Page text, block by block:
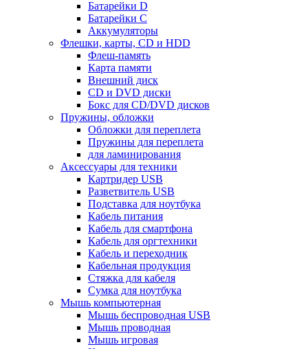
Батарейки D
Батарейки С
Аккумуляторы
Флешки, карты, CD и HDD
Флеш-память
Карта памяти
Внешний диск
CD и DVD диски
Бокс для CD/DVD дисков
Пружины, обложки
Обложки для переплета
Пружины для переплета
для ламинирования
Аксессуары для техники
Картридер USB
Разветвитель USB
Подставка для ноутбука
Кабель питания
Кабель для смартфона
Кабель для оргтехники
Кабель и переходник
Кабельная продукция
Стяжка для кабеля
Сумка для ноутбука
Мышь компьютерная
Мышь беспроводная USB
Мышь проводная
Мышь игровая